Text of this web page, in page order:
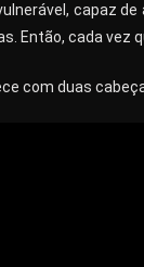
capaz
Então, cada
com duas